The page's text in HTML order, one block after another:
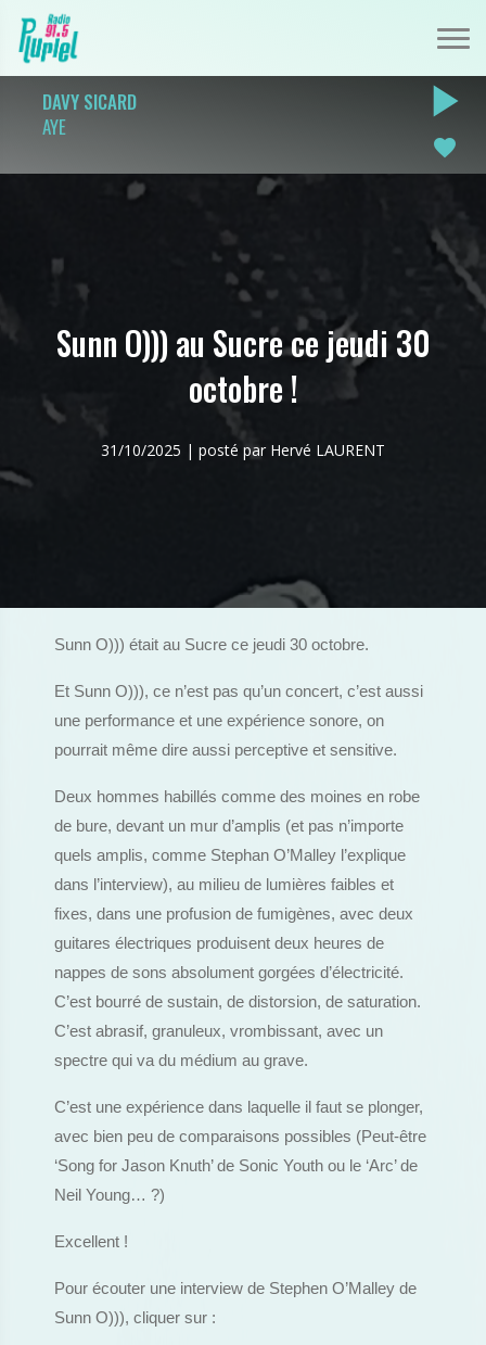
DAVY SICARD
AYE
play_arrow
favorite
Sunn O))) au Sucre ce jeudi 30
octobre !
31/10/2025 | posté par Hervé LAURENT
Sunn O))) était au Sucre ce jeudi 30 octobre.
Et Sunn O))), ce n’est pas qu’un concert, c’est aussi
une performance et une expérience sonore, on
pourrait même dire aussi perceptive et sensitive.
Deux hommes habillés comme des moines en robe
de bure, devant un mur d’amplis (et pas n’importe
quels amplis, comme Stephan O’Malley l’explique
dans l’interview), au milieu de lumières faibles et
fixes, dans une profusion de fumigènes, avec deux
guitares électriques produisent deux heures de
nappes de sons absolument gorgées d’électricité.
C’est bourré de sustain, de distorsion, de saturation.
C’est abrasif, granuleux, vrombissant, avec un
spectre qui va du médium au grave.
C’est une expérience dans laquelle il faut se plonger,
avec bien peu de comparaisons possibles (Peut-être
‘Song for Jason Knuth’ de Sonic Youth ou le ‘Arc’ de
Neil Young… ?)
Excellent !
Pour écouter une interview de Stephen O’Malley de
Sunn O))), cliquer sur :